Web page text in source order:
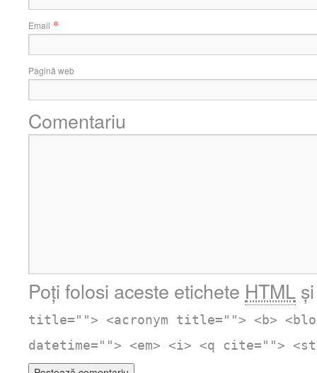
Email *
Pagină web
Comentariu
Poți folosi aceste etichete HTML
title=""> <acronym title=""> <b>
datetime=""> <em> <i> <q cite="">